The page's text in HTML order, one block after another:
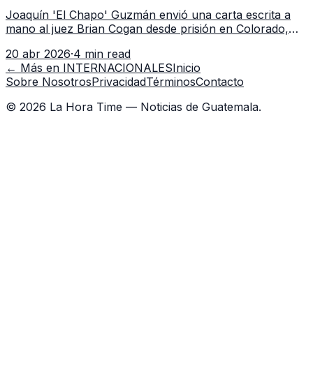
Joaquín 'El Chapo' Guzmán envió una carta escrita a
mano al juez Brian Cogan desde prisión en Colorado,
solicitando un trato justo en EE.UU.
20 abr 2026·4 min read
← Más en INTERNACIONALESInicio
Sobre NosotrosPrivacidadTérminosContacto
© 2026 La Hora Time — Noticias de Guatemala.